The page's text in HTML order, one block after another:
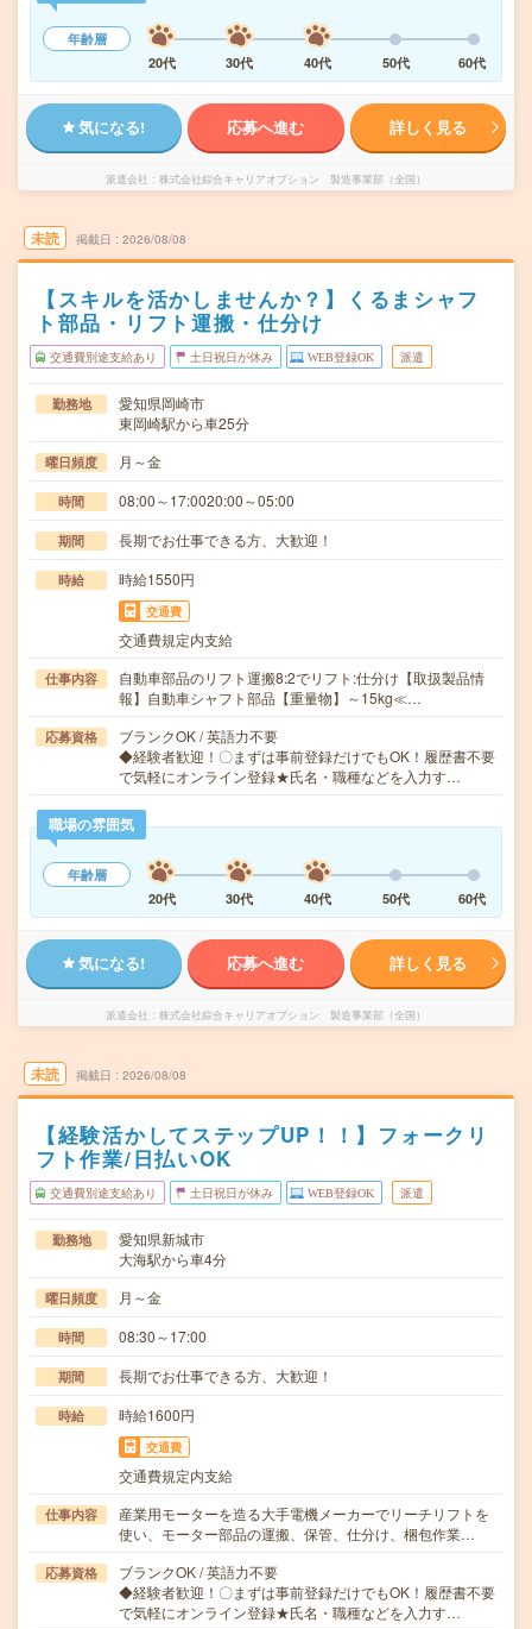
年齢層
20代
30代 40代 50代 60代
気になる! 応募へ進む 詳しく見る
派遣会社 株式会社綜合キャリアオプション 製造事業部（全国）
未読 掲載日 2026/08/08
【スキルを活かしませんか？】くるまシャフ
ト部品・リフト運搬・仕分け
交通費別途支給あり 土日祝日が休み WEB登録OK 派遣
勤務地
愛知県岡崎市
東岡崎駅から車25分
曜日頻度 月～金
時間 08:00～17:0020:00～05:00
期間 長期でお仕事できる方、大歓迎！
時給 時給1550円
交通費
交通費規定内支給
仕事内容
自動車部品のリフト運搬8:2でリフト:仕分け【取扱製品情
報】自動車シャフト部品【重量物】～15kg≪…
応募資格
ブランクOK / 英語力不要
◆経験者歓迎！〇まずは事前登録だけでもOK！履歴書不要
で気軽にオンライン登録★氏名・職種などを入力す…
職場の雰囲気
年齢層
20代
30代 40代 50代 60代
気になる! 応募へ進む 詳しく見る
派遣会社 株式会社綜合キャリアオプション 製造事業部（全国）
未読 掲載日 2026/08/08
【経験活かしてステップUP！！】フォークリ
フト作業/日払いOK
交通費別途支給あり 土日祝日が休み WEB登録OK 派遣
勤務地
愛知県新城市
大海駅から車4分
曜日頻度 月～金
時間 08:30～17:00
期間 長期でお仕事できる方、大歓迎！
時給 時給1600円
交通費
交通費規定内支給
仕事内容
産業用モーターを造る大手電機メーカーでリーチリフトを
使い、モーター部品の運搬、保管、仕分け、梱包作業…
応募資格
ブランクOK / 英語力不要
◆経験者歓迎！〇まずは事前登録だけでもOK！履歴書不要
で気軽にオンライン登録★氏名・職種などを入力す…